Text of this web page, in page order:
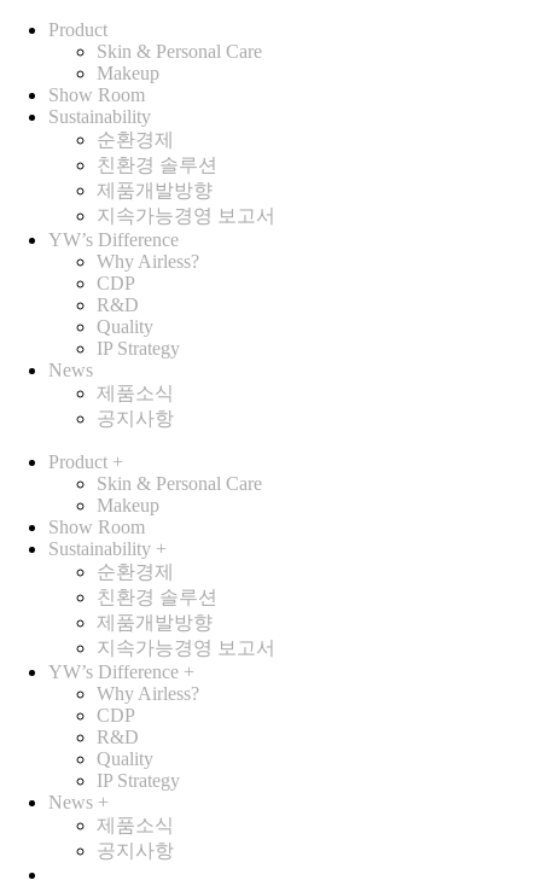
Product
Skin & Personal Care
Makeup
Show Room
Sustainability
순환경제
친환경 솔루션
제품개발방향
지속가능경영 보고서
YW’s Difference
Why Airless?
CDP
R&D
Quality
IP Strategy
News
제품소식
공지사항
Product +
Skin & Personal Care
Makeup
Show Room
Sustainability +
순환경제
친환경 솔루션
제품개발방향
지속가능경영 보고서
YW’s Difference +
Why Airless?
CDP
R&D
Quality
IP Strategy
News +
제품소식
공지사항